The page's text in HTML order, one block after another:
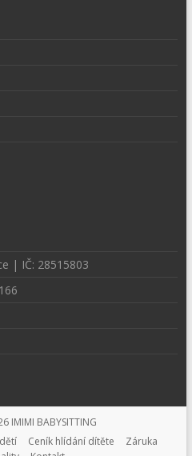
| IČ: 28515803
IMIMI BABYSITTING
Ceník hlídání dítěte
Záruka